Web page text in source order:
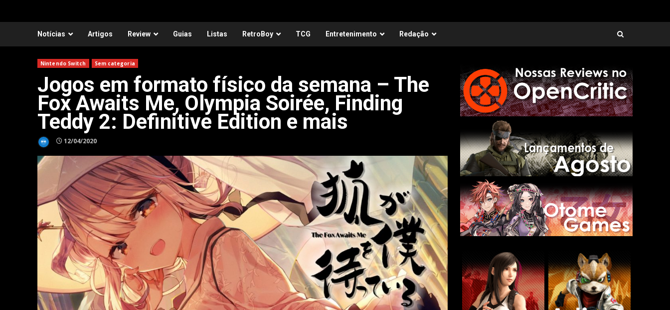
Notícias Artigos Review Guias Listas RetroBoy TCG Entretenimento Redação
Nintendo Switch Sem categoria
Jogos em formato físico da semana – The
Fox Awaits Me, Olympia Soirée, Finding
Teddy 2: Definitive Edition e mais
12/04/2020